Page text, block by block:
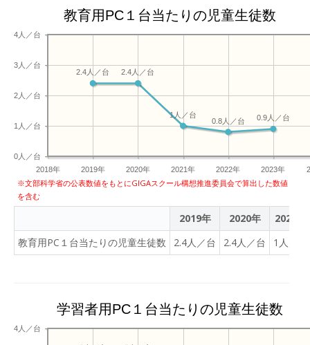
教育用PC１台当たりの児童生徒数
2018年 2019年 2020年 2021年 2022年 2023年
0人／台
1人／台
2人／台
3人／台
4人／台
0.9人／台
0.8人／台
1人／台
2.4人／台
2.4人／台
※文部科学省の公表数値をもとにGIGAスクール構想推進委員会で算出した数値
を含む
2019年 2020年
2021年
教育用PC１台当たりの児童生徒数
2.4人／台 2.4人／台 1人／台
学習者用PC１台当たりの児童生徒数
4人／台